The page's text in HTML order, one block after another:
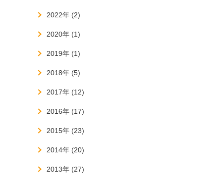
2022年 (2)
2020年 (1)
2019年 (1)
2018年 (5)
2017年 (12)
2016年 (17)
2015年 (23)
2014年 (20)
2013年 (27)